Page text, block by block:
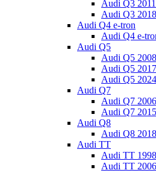
Audi Q3
Audi Q3
Audi Q4 e-tron
Audi Q4 e-
Audi Q5
Audi Q5
Audi Q5
Audi Q5
Audi Q7
Audi Q7
Audi Q7
Audi Q8
Audi Q8
Audi TT
Audi TT
Audi TT